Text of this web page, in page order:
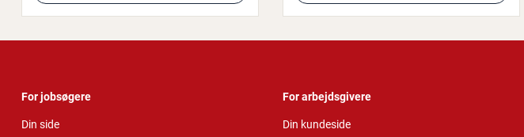
For jobsøgere
Din side
For arbejdsgivere
Din kundeside